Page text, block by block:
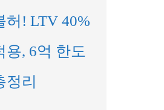
허! LTV 40%
용, 6억 한도
정리